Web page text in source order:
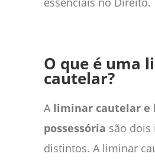
O que é uma
cautelar?
A liminar cautelar e
possessória são
distintos. A liminar